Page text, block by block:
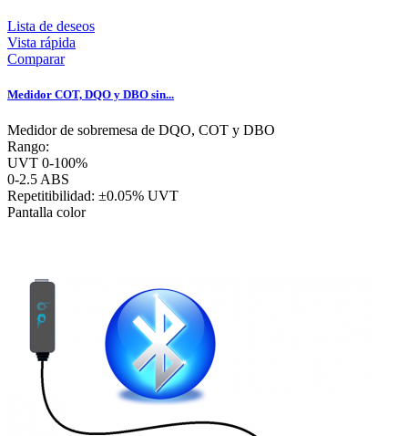
Lista de deseos
Vista rápida
Comparar
Medidor COT, DQO y DBO sin...
Medidor de sobremesa de DQO, COT y DBO
Rango:
UVT 0-100%
0-2.5 ABS
Repetitibilidad: ±0.05% UVT
Pantalla color